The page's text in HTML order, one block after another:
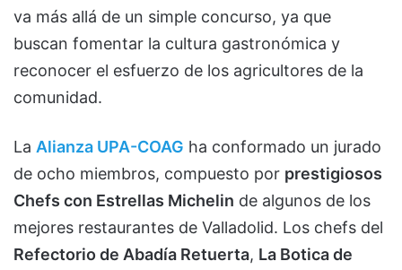
va más allá de un simple concurso, ya que
buscan fomentar la cultura gastronómica y
reconocer el esfuerzo de los agricultores de la
comunidad.
La Alianza UPA-COAG ha conformado un jurado
de ocho miembros, compuesto por prestigiosos
Chefs con Estrellas Michelin de algunos de los
mejores restaurantes de Valladolid. Los chefs del
Refectorio de Abadía Retuerta, La Botica de